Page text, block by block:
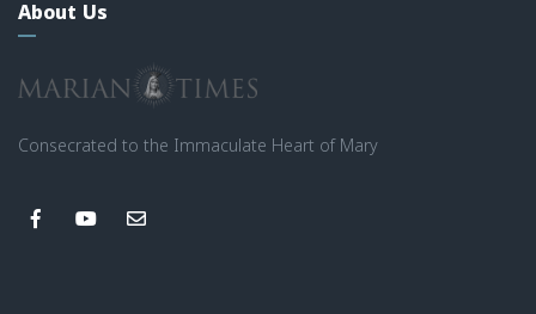
About Us
Consecrated to the Immaculate Heart of Mary